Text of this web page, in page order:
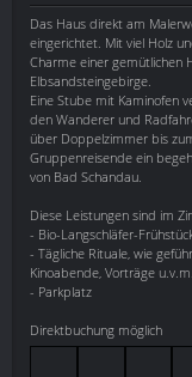
Das Haus direkt am
eingerichtet. Mit viel Holz
Charme einer gemütlichen
Elbsandsteingebirge.
Eine Stube mit Kaminofen
den Wanderer und
über Doppelzimmer bis
Gruppenreisende ein
von Bad Schandau.
Diese Leistungen sind im
- Bio-Langschläfer-
- Tägliche Rituale, wie
Kinoabende, Vorträge u.v.m.
- Parkplatz
Direktbuchung möglich